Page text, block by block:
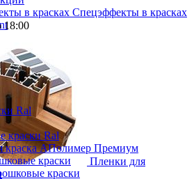
Спецэффекты в красках
Пленки для
18:00
Ral
краски Ral
краска АПолимер Премиум
краски
краски